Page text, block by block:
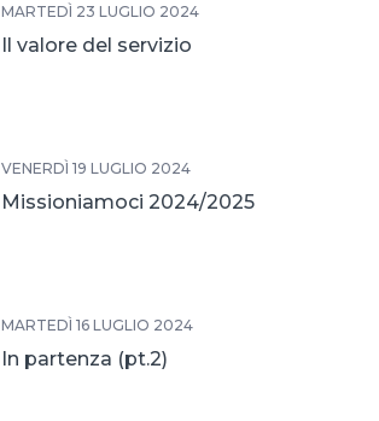
MARTEDÌ 23 LUGLIO 2024
Il valore del servizio
VENERDÌ 19 LUGLIO 2024
Missioniamoci 2024/2025
MARTEDÌ 16 LUGLIO 2024
In partenza (pt.2)